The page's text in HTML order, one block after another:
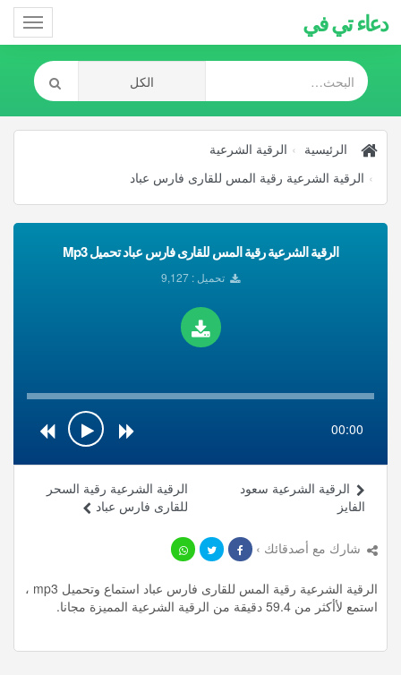
دعاء تي في
الرئيسية
الرقية الشرعية
الرقية الشرعية رقية المس للقارى فارس عباد
الرقية الشرعية رقية المس للقارى فارس عباد تحميل Mp3
تحميل : 9,127
00:00
الرقية الشرعية رقية السحر
للقارى فارس عباد
الرقية الشرعية سعود
الفايز
شارك مع أصدقائك ›
الرقية الشرعية رقية المس للقارى فارس عباد استماع وتحميل mp3 ،
استمع لأأكثر من 59.4 دقيقة من الرقية الشرعية المميزة مجانا.